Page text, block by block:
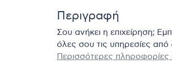
Περιγραφή
Σου ανήκει η επιχείρηση;
όλες σου τις υπηρεσίες
Περισσότερες πληροφορίες